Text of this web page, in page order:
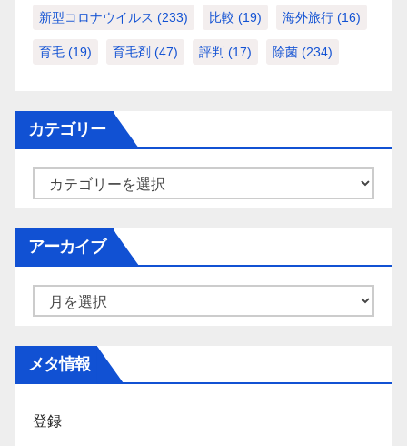
新型コロナウイルス (233) 比較 (19) 海外旅行 (16)
育毛 (19) 育毛剤 (47) 評判 (17) 除菌 (234)
カテゴリー
ー
アーカイブ
メタ情報
登録